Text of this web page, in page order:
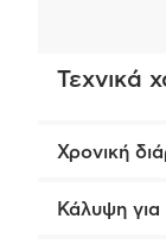
Τεχνικά
Χρονική
Κάλυψη